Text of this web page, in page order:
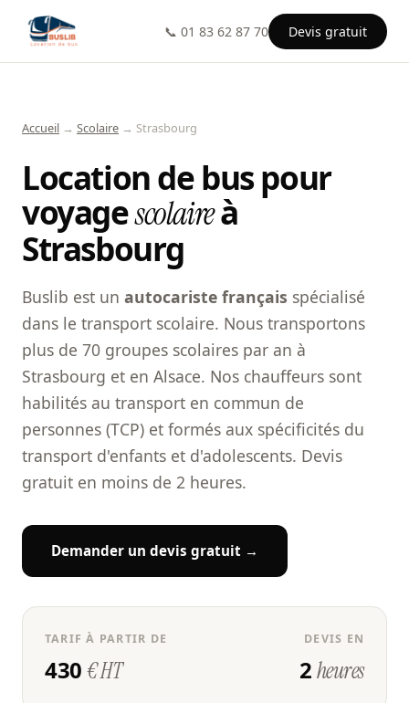
📞 01 83 62 87 70 Devis gratuit
Accueil → Scolaire → Strasbourg
Location de bus pour
voyagescolaireà
Strasbourg
Buslib est un autocariste français spécialisé
dans le transport scolaire. Nous transportons
plus de 70 groupes scolaires par an à
Strasbourg et en Alsace. Nos chauffeurs sont
habilités au transport en commun de
personnes (TCP) et formés aux spécificités du
transport d'enfants et d'adolescents. Devis
gratuit en moins de 2 heures.
Demander un devis gratuit →
TARIF À PARTIR DE
430€ HT
DEVIS EN
2heures